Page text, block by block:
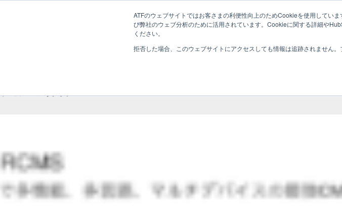
ATFのウェブサイトではお客さまの利便性向上のためCookieを使用してい
び弊社のウェブ分析のために活用されています。Cookieに関する詳細や
ください。
拒否した場合、このウェブサイトにアクセスしても情報は追跡されません
Web制作考え方 サービスメニュー 料